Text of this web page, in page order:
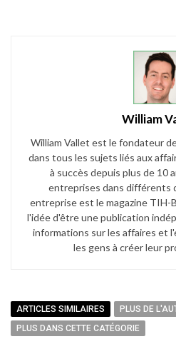
William
William Vallet est le fondateur
dans tous les sujets liés aux
à succès depuis plus de 10
entreprises dans différents
entreprise est le magazine TIH-
l'idée d'être une publication
informations sur les affaires et
les gens à créer leur
ARTICLES SIMILAIRES
PLUS DE
PLUS DANS CETTE CATÉGORIE